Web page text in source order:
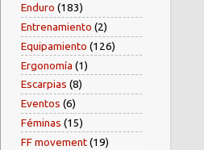
Enduro (183)
Entrenamiento (2)
Equipamiento (126)
Ergonomía (1)
Escarpias (8)
Eventos (6)
Féminas (15)
FF movement(19)